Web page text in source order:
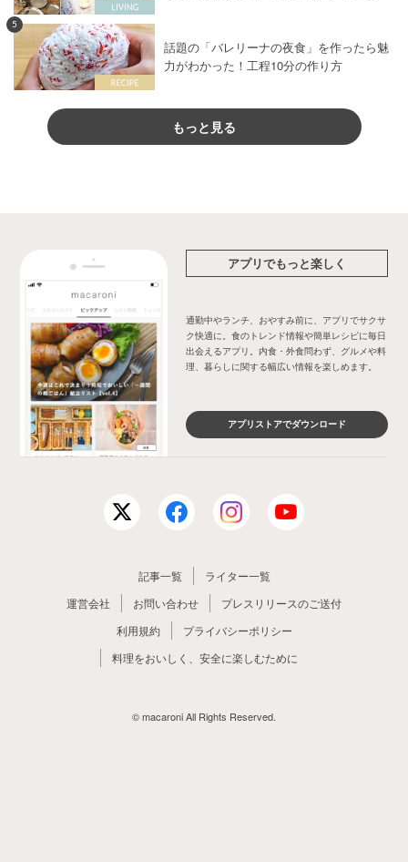
5
話題の「バレリーナの夜食」を作ったら魅
力がわかった！工程10分の作り方
もっと見る
アプリでもっと楽しく
通勤中やランチ、おやすみ前に、アプリでサクサ
ク快適に。食のトレンド情報や簡単レシピに毎日
出会えるアプリ。内食・外食問わず、グルメや料
理、暮らしに関する幅広い情報を楽しめます。
アプリストアでダウンロード
記事一覧
ライター一覧
運営会社
お問い合わせ
プレスリリースのご送付
利用規約
プライバシーポリシー
料理をおいしく、安全に楽しむために
© macaroni All Rights Reserved.